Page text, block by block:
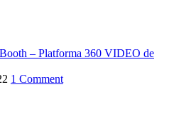
– Platforma 360 VIDEO de
1 Comment